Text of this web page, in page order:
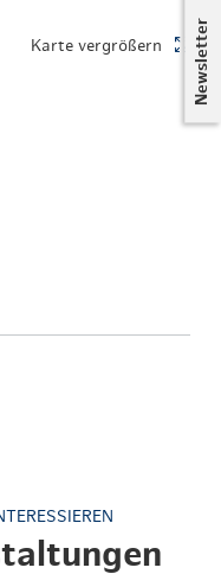
Newsletter
Karte vergrößern